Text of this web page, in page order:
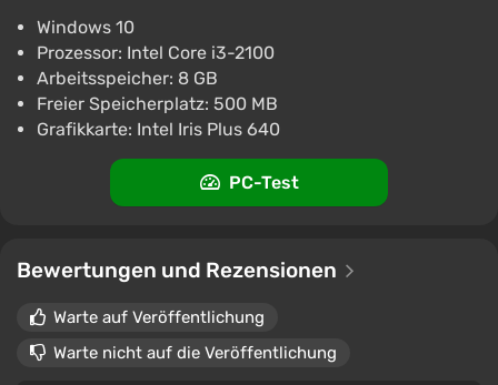
Windows 10
Prozessor: Intel Core i3-2100
Arbeitsspeicher: 8 GB
Freier Speicherplatz: 500 MB
Grafikkarte: Intel Iris Plus 640
PC-Test
Bewertungen und Rezensionen
Warte auf Veröffentlichung
Warte nicht auf die Veröffentlichung